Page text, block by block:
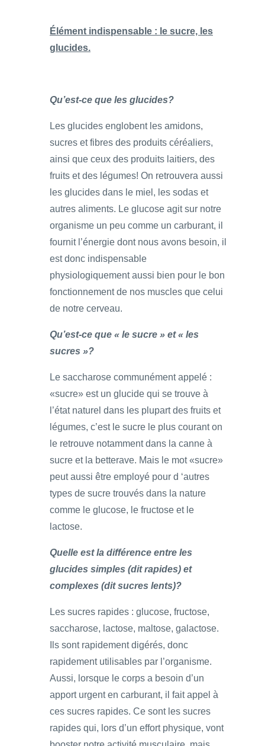
Élément indispensable : le sucre, les
glucides.
Qu’est-ce que les glucides?
Les glucides englobent les amidons,
sucres et fibres des produits céréaliers,
ainsi que ceux des produits laitiers, des
fruits et des légumes! On retrouvera aussi
les glucides dans le miel, les sodas et
autres aliments. Le glucose agit sur notre
organisme un peu comme un carburant, il
fournit l’énergie dont nous avons besoin, il
est donc indispensable
physiologiquement aussi bien pour le bon
fonctionnement de nos muscles que celui
de notre cerveau.
Qu’est-ce que « le sucre » et « les
sucres »?
Le saccharose communément appelé :
«sucre» est un glucide qui se trouve à
l’état naturel dans les plupart des fruits et
légumes, c’est le sucre le plus courant on
le retrouve notamment dans la canne à
sucre et la betterave. Mais le mot «sucre»
peut aussi être employé pour d ‘autres
types de sucre trouvés dans la nature
comme le glucose, le fructose et le
lactose.
Quelle est la différence entre les
glucides simples (dit rapides) et
complexes (dit sucres lents)?
Les sucres rapides : glucose, fructose,
saccharose, lactose, maltose, galactose.
Ils sont rapidement digérés, donc
rapidement utilisables par l’organisme.
Aussi, lorsque le corps a besoin d’un
apport urgent en carburant, il fait appel à
ces sucres rapides. Ce sont les sucres
rapides qui, lors d’un effort physique, vont